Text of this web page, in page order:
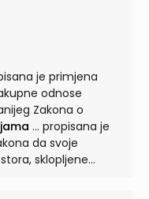
da li se nalazi u
se jedna ili više ...
je primjena
odnose
Zakona o
... propisana je
da svoje
sklopljene